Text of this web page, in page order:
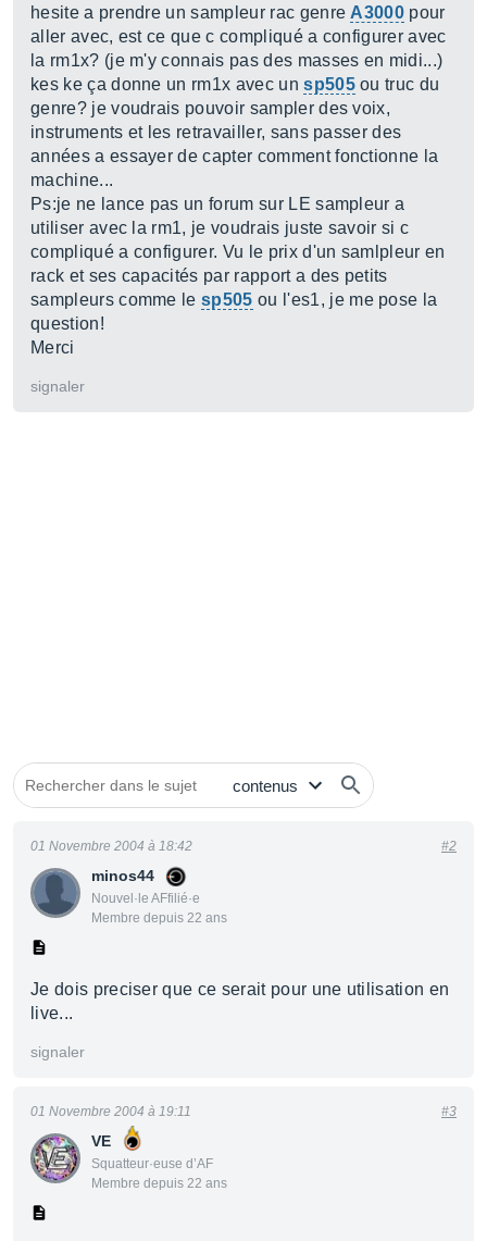
hesite a prendre un sampleur rac genre A3000 pour
aller avec, est ce que c compliqué a configurer avec
la rm1x? (je m'y connais pas des masses en midi...)
kes ke ça donne un rm1x avec unsp505ou truc du
genre? je voudrais pouvoir sampler des voix,
instruments et les retravailler, sans passer des
années a essayer de capter comment fonctionne la
machine...
Ps:je ne lance pas un forum sur LE sampleur a
utiliser avec la rm1, je voudrais juste savoir si c
compliqué a configurer. Vu le prix d'un samlpleur en
rack et ses capacités par rapport a des petits
sampleurs comme lesp505 ou l'es1, je me pose la
question!
Merci
signaler
minos44
Nouvel·le AFfilié·e
Membre depuis 22 ans
01 Novembre 2004 à 18:42 #2
Je dois preciser que ce serait pour une utilisation en
live...
signaler
VE
Squatteur·euse d’AF
Membre depuis 22 ans
01 Novembre 2004 à 19:11 #3